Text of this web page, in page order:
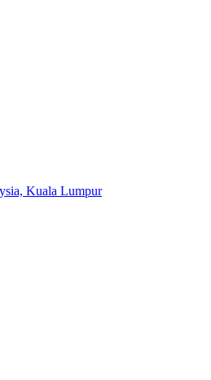
Kuala Lumpur